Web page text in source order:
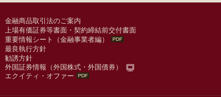
金融商品取引法のご案内
上場有価証券等書面・契約締結前交付書面
重要情報シート（金融事業者編）
最良執行方針
勧誘方針
外国証券情報（外国株式・外国債券）
エクイティ・オファー